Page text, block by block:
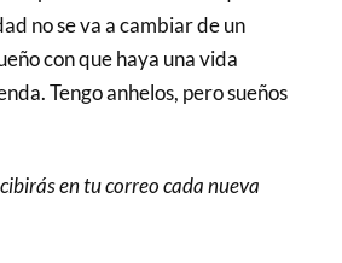
no se va a cambiar de un
con que haya una vida
Tengo anhelos, pero sueños
en tu correo cada nueva